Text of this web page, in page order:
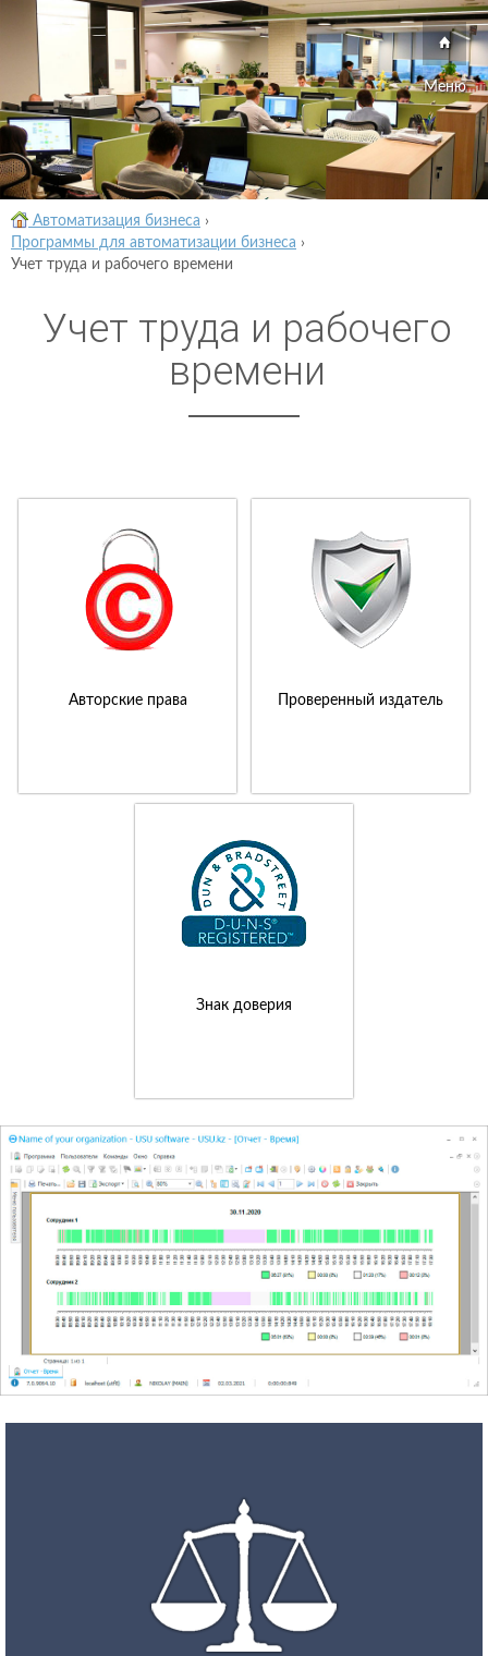
Меню
Автоматизация бизнеса ›
Программы для автоматизации бизнеса ›
Учет труда и рабочего времени
Учет труда и рабочего
времени
Авторские права Проверенный издатель
Знак доверия